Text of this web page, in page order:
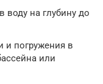
воду на глубину до
и погружения в
или